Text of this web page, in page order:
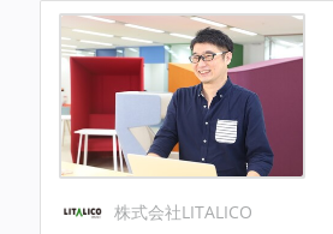
株式会社LITALICO